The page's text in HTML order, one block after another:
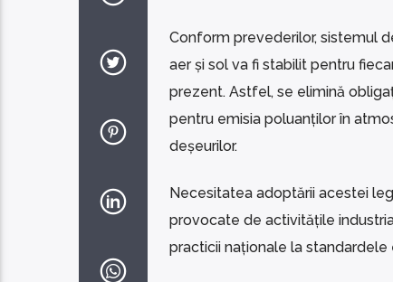
Conform prevederilor, sistemul
aer și sol va fi stabilit pentru
prezent. Astfel, se elimină
pentru emisia poluanților în
deșeurilor.
Necesitatea adoptării acestei
provocate de activitățile
practicii naționale la